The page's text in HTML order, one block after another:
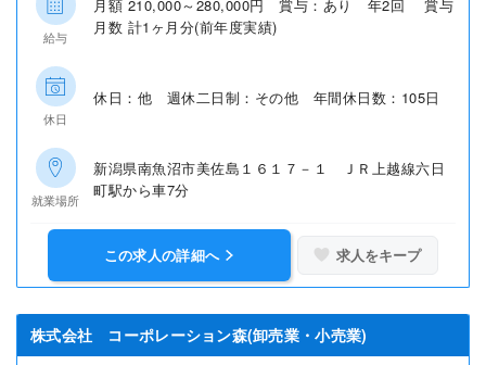
給与
月額 210,000～280,000円 賞与：あり 年2回 賞与
月数 計1ヶ月分(前年度実績)
休日
休日：他 週休二日制：その他 年間休日数：105日
就業場所
新潟県南魚沼市美佐島１６１７－１ ＪＲ上越線六日
町駅から車7分
この求人の詳細へ 求人をキープ
株式会社 コーポレーション森(卸売業・小売業)